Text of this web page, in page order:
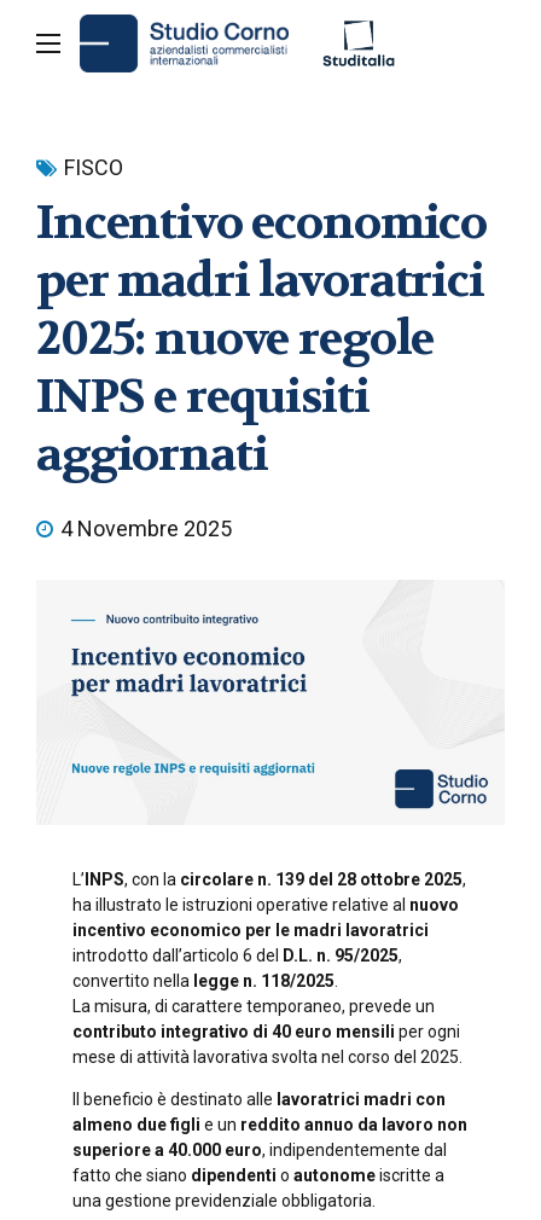
FISCO
Incentivo economico
per madri lavoratrici
2025: nuove regole
INPS e requisiti
aggiornati
4 Novembre 2025
L’ INPS, con la circolare n. 139 del 28 ottobre 2025,
ha illustrato le istruzioni operative relative al nuovo
incentivo economico per le madri lavoratrici
introdotto dall’articolo 6 del
D.L. n. 95/2025,
convertito nella legge n. 118/2025
La misura, di carattere temporaneo, prevede un
contributo integrativo di 40 euro mensili per ogni
mese di attività lavorativa svolta nel corso del 2025.
Il beneficio è destinato alle lavoratrici madri con
almeno due figli e un reddito annuo da lavoro non
superiore a 40.000 euro, indipendentemente dal
fatto che siano dipendenti o autonomeiscritte a
una gestione previdenziale obbligatoria.